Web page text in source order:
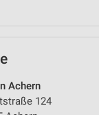
Achern
124